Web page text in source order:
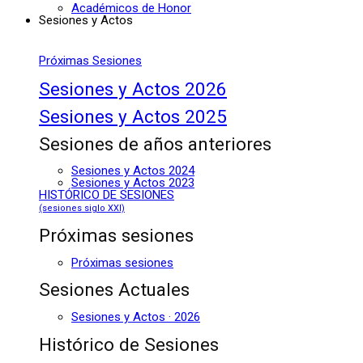
Académicos de Honor
Sesiones y Actos
Próximas Sesiones
Sesiones y Actos 2026
Sesiones y Actos 2025
Sesiones de años anteriores
Sesiones y Actos 2024
Sesiones y Actos 2023
HISTÓRICO DE SESIONES
(sesiones siglo XXI)
Próximas sesiones
Próximas sesiones
Sesiones Actuales
Sesiones y Actos · 2026
Histórico de Sesiones